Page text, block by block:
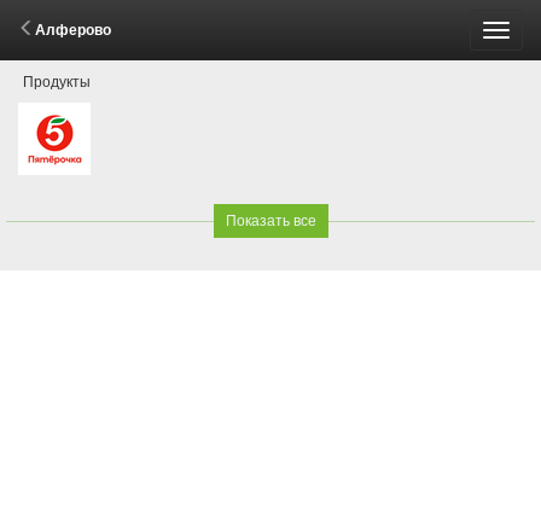
Алферово
Продукты
Показать все